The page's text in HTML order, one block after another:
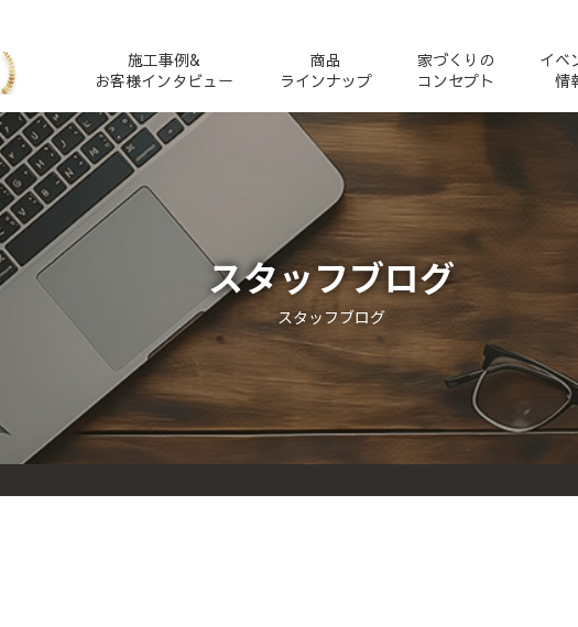
施工事例&
お客様インタビュー
商品
ラインナップ
家づくりの
コンセプト
イベ
情
スタッフブログ
スタッフブログ